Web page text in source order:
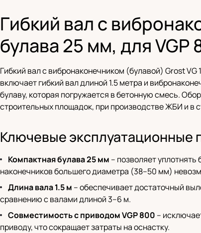
Гибкий вал с
булава 25 мм, для VGP
Гибкий вал с вибронаконечником (булавой) Grost
включает гибкий вал длиной 1.5 метра и
булаву, которая погружается в бетонную смесь.
строительных площадок, при производстве ЖБИ и в
Ключевые эксплуатационные
Компактная булава 25 мм – позволяет
наконечников большего диаметра (38–50 мм)
Длина вала 1.5 м – обеспечивает достаточный
сравнению с валами длиной 3–6 м.
Совместимость с приводом VGP 800 –
приводу, что сокращает затраты на оснастку.